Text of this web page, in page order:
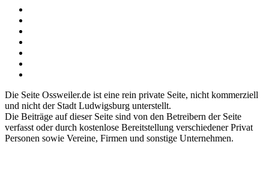
Die Seite Ossweiler.de ist eine rein private Seite, nicht kommerziell
und nicht der Stadt Ludwigsburg unterstellt.
Die Beiträge auf dieser Seite sind von den Betreibern der Seite
verfasst oder durch kostenlose Bereitstellung verschiedener Privat
Personen sowie Vereine, Firmen und sonstige Unternehmen.